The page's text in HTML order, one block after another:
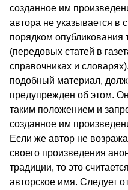
созданное им
автора не указывается в
порядком опубликования
(передовых статей в
справоч­никах и
подобный материал,
предупрежден об этом.
таким положением и
созданное им
Если же автор не
своего произведения
традиции, то это
авторское имя. Следует